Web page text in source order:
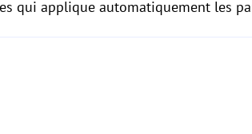
qui applique automatiquement les